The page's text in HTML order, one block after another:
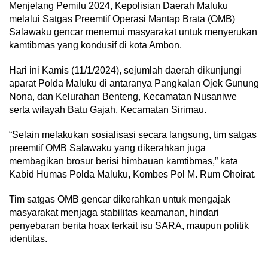
Menjelang Pemilu 2024, Kepolisian Daerah Maluku
melalui Satgas Preemtif Operasi Mantap Brata (OMB)
Salawaku gencar menemui masyarakat untuk menyerukan
kamtibmas yang kondusif di kota Ambon.
Hari ini Kamis (11/1/2024), sejumlah daerah dikunjungi
aparat Polda Maluku di antaranya Pangkalan Ojek Gunung
Nona, dan Kelurahan Benteng, Kecamatan Nusaniwe
serta wilayah Batu Gajah, Kecamatan Sirimau.
“Selain melakukan sosialisasi secara langsung, tim satgas
preemtif OMB Salawaku yang dikerahkan juga
membagikan brosur berisi himbauan kamtibmas,” kata
Kabid Humas Polda Maluku, Kombes Pol M. Rum Ohoirat.
Tim satgas OMB gencar dikerahkan untuk mengajak
masyarakat menjaga stabilitas keamanan, hindari
penyebaran berita hoax terkait isu SARA, maupun politik
identitas.